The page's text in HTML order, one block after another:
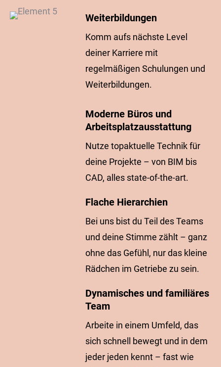
Weiterbildungen
Komm aufs nächste Level
deiner Karriere mit
regelmäßigen Schulungen und
Weiterbildungen.
Moderne Büros und
Arbeitsplatzausstattung
Nutze topaktuelle Technik für
deine Projekte – von BIM bis
CAD, alles state-of-the-art.
Flache Hierarchien
Bei uns bist du Teil des Teams
und deine Stimme zählt – ganz
ohne das Gefühl, nur das kleine
Rädchen im Getriebe zu sein.
Dynamisches und familiäres
Team
Arbeite in einem Umfeld, das
sich schnell bewegt und in dem
jeder jeden kennt – fast wie